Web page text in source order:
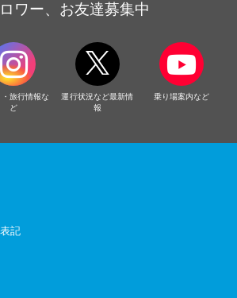
ワー、お友達募集中
旅行情報な
ど
運行状況など最新情
報
乗り場案内など
記